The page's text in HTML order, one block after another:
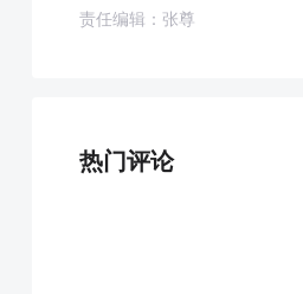
责任编辑：张尊
热门评论